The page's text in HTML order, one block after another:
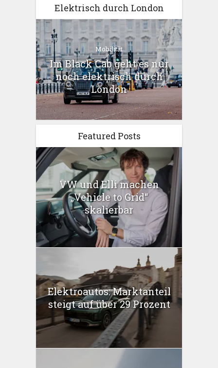
Elektrisch durch London
Mobilität
Im Black Cab geht es nur
noch elektrisch durch
London
Featured Posts
VW und Elli machen
„Vehicle to Grid“
skalierbar
Elektroautos: Marktanteil
steigt auf über 29 Prozent